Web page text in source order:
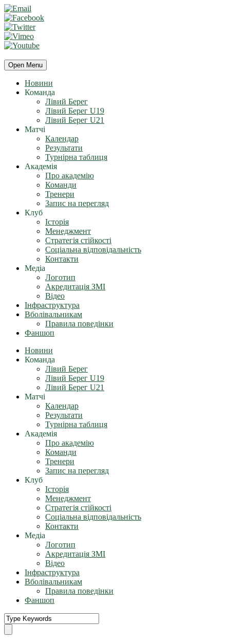
Open Menu
Новини
Команда
Лівий Берег
Лівий Берег U19
Лівий Берег U21
Матчі
Календар
Результати
Турнірна таблиця
Академія
Про академію
Команди
Тренери
Запис на перегляд
Клуб
Історія
Менеджмент
Стратегія стійкості
Соціальна відповідальність
Контакти
Медіа
Логотип
Акредитація ЗМІ
Відео
Інфраструктура
Вболівальникам
Правила поведінки
Фаншоп
Новини
Команда
Лівий Берег
Лівий Берег U19
Лівий Берег U21
Матчі
Календар
Результати
Турнірна таблиця
Академія
Про академію
Команди
Тренери
Запис на перегляд
Клуб
Історія
Менеджмент
Стратегія стійкості
Соціальна відповідальність
Контакти
Медіа
Логотип
Акредитація ЗМІ
Відео
Інфраструктура
Вболівальникам
Правила поведінки
Фаншоп